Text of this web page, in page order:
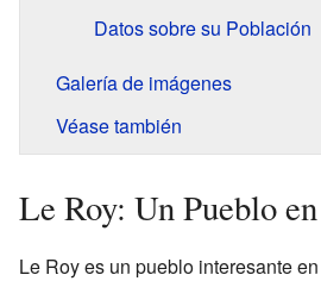
Datos sobre su Población
Galería de imágenes
Véase también
Le Roy: Un Pueblo
Le Roy es un pueblo interesante